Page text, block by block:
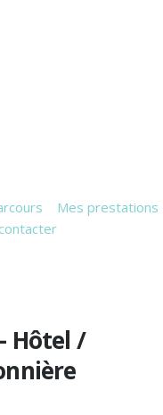
Mes prestations
Hôtel /